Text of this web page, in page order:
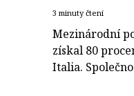
3 minuty čtení
Mezinárodní
získal 80
Italia.